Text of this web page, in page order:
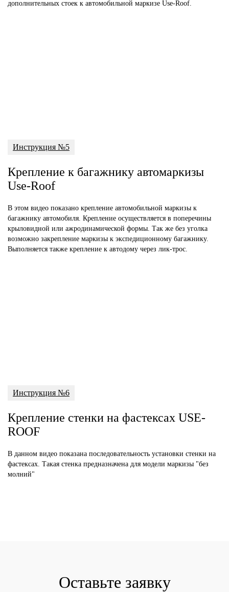
дополнительных стоек к автомобильной маркизе Use-Roof.
Инструкция №5
Крепление к багажнику автомаркизы
Use-Roof
В этом видео показано крепление автомобильной маркизы к
багажнику автомобиля. Крепление осуществляется в поперечины
крыловидной или ажродинамической формы. Так же без уголка
возможно закрепление маркизы к экспедиционному багажнику.
Выполняется также крепление к автодому через лик-трос.
Инструкция №6
Крепление стенки на фастексах USE-
ROOF
В данном видео показана последовательность установки стенки на
фастексах. Такая стенка предназначена для модели маркизы "без
молний"
Оставьте заявку